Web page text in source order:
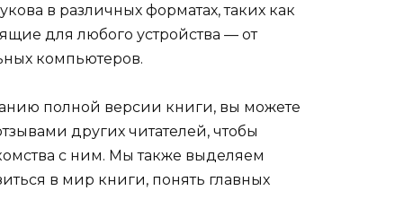
в различных форматах, таких как
для любого устройства — от
компьютеров.
полной версии книги, вы можете
других читателей, чтобы
с ним. Мы также выделяем
в мир книги, понять главных